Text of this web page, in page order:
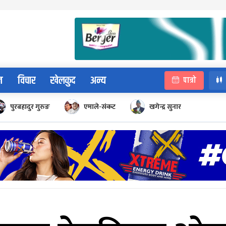
विचार खेलकुद अन्य पात्रो
पुरबहादुर गुरुङ एमाले-संकट खगेन्द्र सुनार